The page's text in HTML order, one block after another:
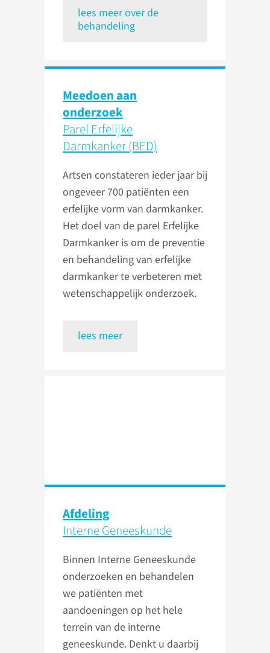
lees meer over de
behandeling
Meedoen aan
onderzoek
Parel Erfelijke
Darmkanker (BED)
Artsen constateren ieder jaar bij
ongeveer 700 patiënten een
erfelijke vorm van darmkanker.
Het doel van de parel Erfelijke
Darmkanker is om de preventie
en behandeling van erfelijke
darmkanker te verbeteren met
wetenschappelijk onderzoek.
lees meer
Afdeling
Interne Geneeskunde
Binnen Interne Geneeskunde
onderzoeken en behandelen
we patiënten met
aandoeningen op het hele
terrein van de interne
geneeskunde. Denkt u daarbij